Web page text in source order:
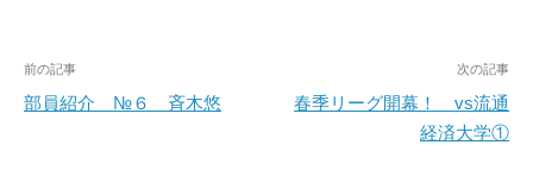
投
稿
前の記事
部員紹介 №６ 斉木悠
次の記事
春季リーグ開幕！ vs流通
経済大学①